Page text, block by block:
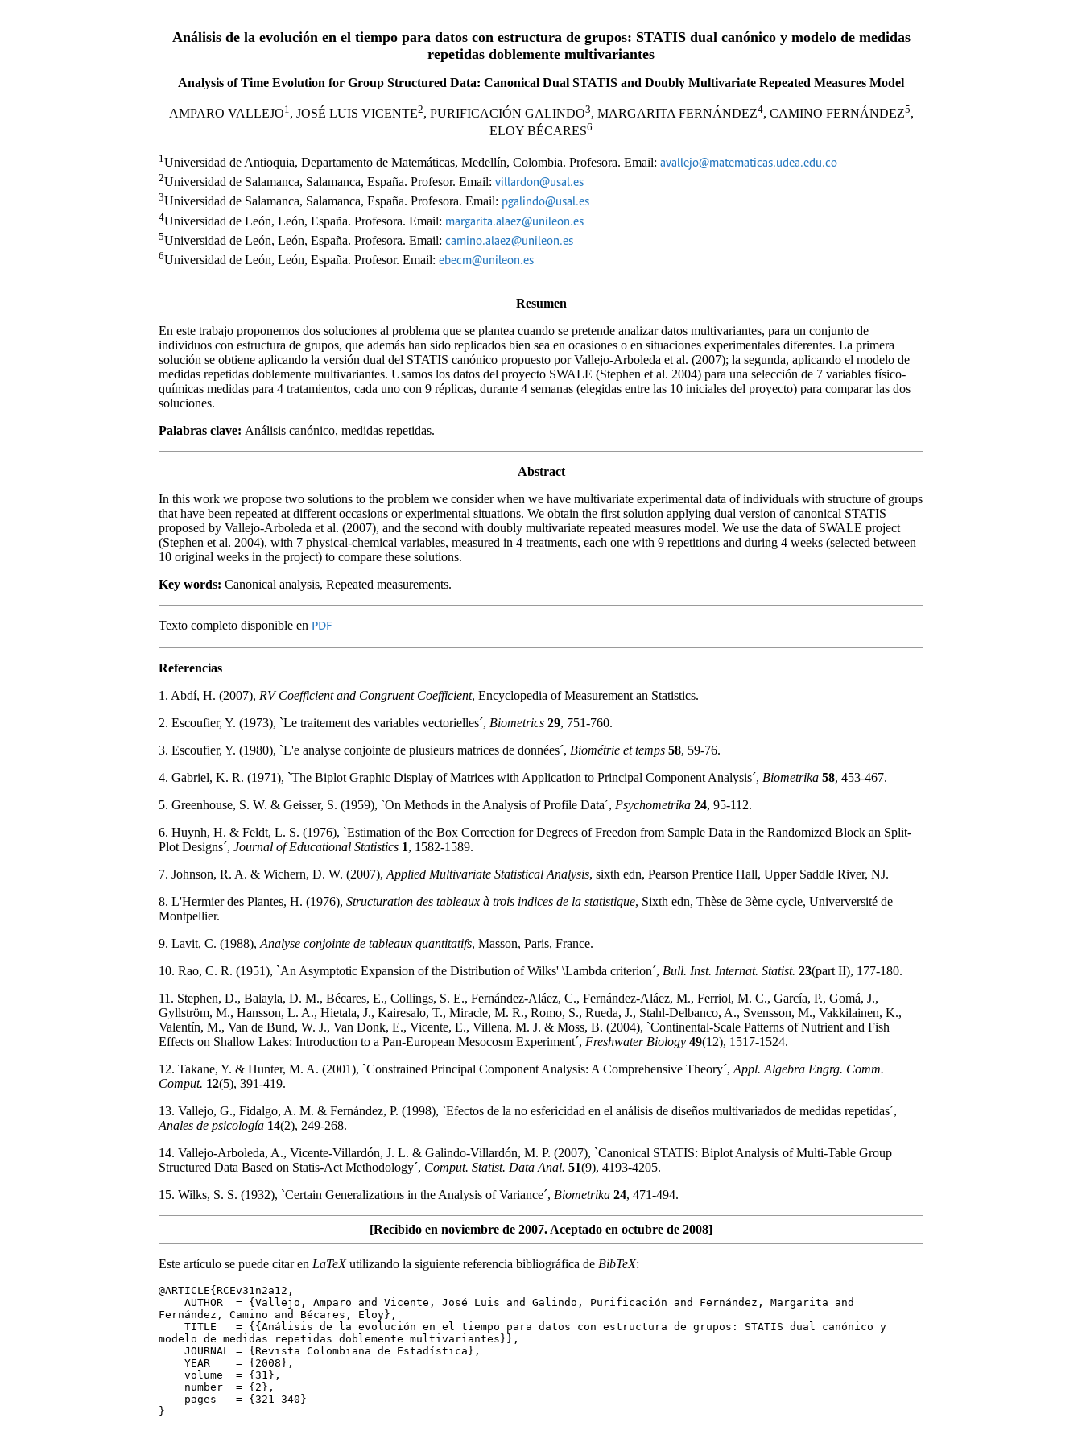
Análisis de la evolución en el tiempo para datos con estructura de grupos: STATIS dual canónico y modelo de medidas
repetidas doblemente multivariantes
Analysis of Time Evolution for Group Structured Data: Canonical Dual STATIS and Doubly Multivariate Repeated Measures Model
AMPARO VALLEJO1, JOSÉ LUIS VICENTE2, PURIFICACIÓN GALINDO3, MARGARITA FERNÁNDEZ4, CAMINO FERNÁNDEZ5,
ELOY BÉCARES6
1 Universidad de Antioquia, Departamento de Matemáticas, Medellín, Colombia. Profesora. Email: avallejo@matematicas.udea.edu.co
2Universidad de Salamanca, Salamanca, España. Profesor. Email: villardon@usal.es
3Universidad de Salamanca, Salamanca, España. Profesora. Email: pgalindo@usal.es
4Universidad de León, León, España. Profesora. Email: margarita.alaez@unileon.es
5Universidad de León, León, España. Profesora. Email: camino.alaez@unileon.es
6Universidad de León, León, España. Profesor. Email: ebecm@unileon.es
Resumen
En este trabajo proponemos dos soluciones al problema que se plantea cuando se pretende analizar datos multivariantes, para un conjunto de
individuos con estructura de grupos, que además han sido replicados bien sea en ocasiones o en situaciones experimentales diferentes. La primera
solución se obtiene aplicando la versión dual del STATIS canónico propuesto por Vallejo-Arboleda et al. (2007); la segunda, aplicando el modelo de
medidas repetidas doblemente multivariantes. Usamos los datos del proyecto SWALE (Stephen et al. 2004) para una selección de 7 variables físico-
químicas medidas para 4 tratamientos, cada uno con 9 réplicas, durante 4 semanas (elegidas entre las 10 iniciales del proyecto) para comparar las dos
soluciones.
Palabras clave: Análisis canónico, medidas repetidas.
Abstract
In this work we propose two solutions to the problem we consider when we have multivariate experimental data of individuals with structure of groups
that have been repeated at different occasions or experimental situations. We obtain the first solution applying dual version of canonical STATIS
proposed by Vallejo-Arboleda et al. (2007), and the second with doubly multivariate repeated measures model. We use the data of SWALE project
(Stephen et al. 2004), with 7 physical-chemical variables, measured in 4 treatments, each one with 9 repetitions and during 4 weeks (selected between
10 original weeks in the project) to compare these solutions.
Key words: Canonical analysis, Repeated measurements.
Texto completo disponible en PDF
Referencias
1. Abdí, H. (2007), RV Coefficient and Congruent Coefficient, Encyclopedia of Measurement an Statistics.
2. Escoufier, Y. (1973), `Le traitement des variables vectorielles´, Biometrics 29, 751-760.
3. Escoufier, Y. (1980), `L'e analyse conjointe de plusieurs matrices de données´, Biométrie et temps 58, 59-76.
4. Gabriel, K. R. (1971), `The Biplot Graphic Display of Matrices with Application to Principal Component Analysis´, Biometrika 58, 453-467.
5. Greenhouse, S. W. & Geisser, S. (1959), `On Methods in the Analysis of Profile Data´, Psychometrika 24, 95-112.
6. Huynh, H. & Feldt, L. S. (1976), `Estimation of the Box Correction for Degrees of Freedon from Sample Data in the Randomized Block an Split-
Plot Designs´, Journal of Educational Statistics 1, 1582-1589.
7. Johnson, R. A. & Wichern, D. W. (2007), Applied Multivariate Statistical Analysis, sixth edn, Pearson Prentice Hall, Upper Saddle River, NJ.
8. L'Hermier des Plantes, H. (1976), Structuration des tableaux à trois indices de la statistique, Sixth edn, Thèse de 3ème cycle, Univerversité de
Montpellier.
9. Lavit, C. (1988), Analyse conjointe de tableaux quantitatifs, Masson, Paris, France.
10. Rao, C. R. (1951), `An Asymptotic Expansion of the Distribution of Wilks' \Lambda criterion´, Bull. Inst. Internat. Statist. 23(part II), 177-180.
11. Stephen, D., Balayla, D. M., Bécares, E., Collings, S. E., Fernández-Aláez, C., Fernández-Aláez, M., Ferriol, M. C., García, P., Gomá, J.,
Gyllström, M., Hansson, L. A., Hietala, J., Kairesalo, T., Miracle, M. R., Romo, S., Rueda, J., Stahl-Delbanco, A., Svensson, M., Vakkilainen, K.,
Valentín, M., Van de Bund, W. J., Van Donk, E., Vicente, E., Villena, M. J. & Moss, B. (2004), `Continental-Scale Patterns of Nutrient and Fish
Effects on Shallow Lakes: Introduction to a Pan-European Mesocosm Experiment´, Freshwater Biology 49(12), 1517-1524.
12. Takane, Y. & Hunter, M. A. (2001), `Constrained Principal Component Analysis: A Comprehensive Theory´, Appl. Algebra Engrg. Comm.
Comput. 12(5), 391-419.
13. Vallejo, G., Fidalgo, A. M. & Fernández, P. (1998), `Efectos de la no esfericidad en el análisis de diseños multivariados de medidas repetidas´,
Anales de psicología 14(2), 249-268.
14. Vallejo-Arboleda, A., Vicente-Villardón, J. L. & Galindo-Villardón, M. P. (2007), `Canonical STATIS: Biplot Analysis of Multi-Table Group
Structured Data Based on Statis-Act Methodology´, Comput. Statist. Data Anal. 51(9), 4193-4205.
15. Wilks, S. S. (1932), `Certain Generalizations in the Analysis of Variance´, Biometrika 24, 471-494.
[Recibido en noviembre de 2007. Aceptado en octubre de 2008]
Este artículo se puede citar en LaTeXutilizando la siguiente referencia bibliográfica de BibTeX:
@ARTICLE{RCEv31n2a12,
AUTHOR = {Vallejo, Amparo and Vicente, José Luis and Galindo, Purificación and Fernández, Margarita and
Fernández, Camino and Bécares, Eloy},
TITLE = {{Análisis de la evolución en el tiempo para datos con estructura de grupos: STATIS dual canónico y
modelo de medidas repetidas doblemente multivariantes}},
JOURNAL = {Revista Colombiana de Estadística},
YEAR = {2008},
volume = {31},
number = {2},
pages = {321-340}
}